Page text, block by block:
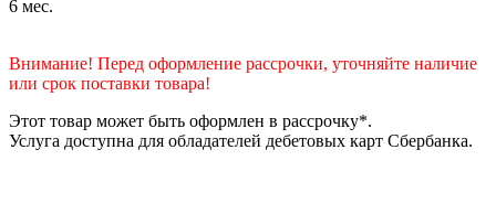
6 мес.
Внимание! Перед оформление рассрочки, уточняйте наличие
или срок поставки товара!
Этот товар может быть оформлен в рассрочку*.
Услуга доступна для обладателей дебетовых карт Сбербанка.